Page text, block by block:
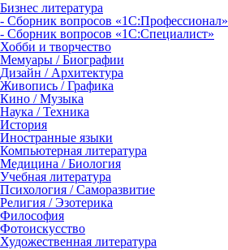
Бизнес литература
- Сборник вопросов «1С:Профессионал»
- Сборник вопросов «1С:Специалист»
Хобби и творчество
Мемуары / Биографии
Дизайн / Архитектура
Живопись / Графика
Кино / Музыка
Наука / Техника
История
Иностранные языки
Компьютерная литература
Медицина / Биология
Учебная литература
Психология / Саморазвитие
Религия / Эзотерика
Философия
Фотоискусство
Художественная литература